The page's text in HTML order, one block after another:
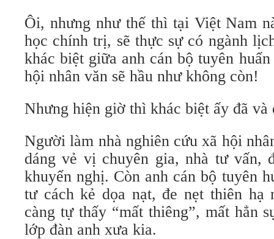
Ôi, nhưng như thế thì tại Việt Nam
học chính trị, sẽ thực sự có ngành
khác biệt giữa anh cán bộ tuyên
hội nhân văn sẽ hầu như không còn!
Nhưng hiện giờ thì khác biệt ấy đã và
Người làm nhà nghiên cứu xã hội
dáng vẻ vị chuyên gia, nhà tư vấn,
khuyến nghị. Còn anh cán bộ tuyên
tư cách kẻ dọa nạt, đe nẹt thiên hạ
càng tự thấy “mất thiêng”, mất hẳn
lớp đàn anh xưa kia.